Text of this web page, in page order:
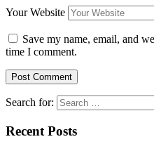
Your Website
Save my name, email, and
time I comment.
Search for:
Recent Posts